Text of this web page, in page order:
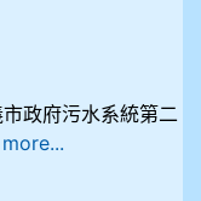
政府污水系統第二
more...